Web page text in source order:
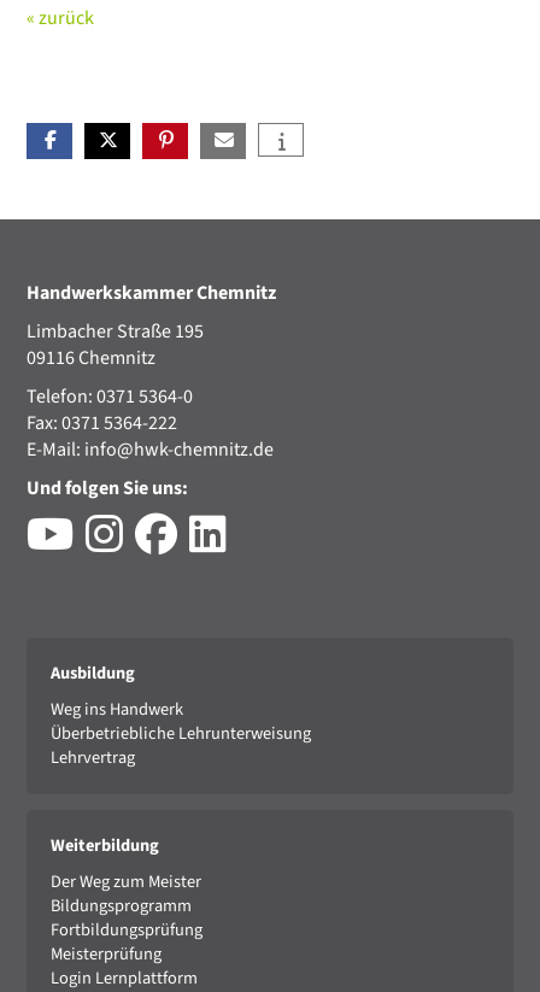
« zurück
Handwerkskammer Chemnitz
Limbacher Straße 195
09116 Chemnitz
Telefon: 0371 5364-0
Fax: 0371 5364-222
E-Mail: info@hwk-chemnitz.de
Und folgen Sie uns:
Ausbildung
Weg ins Handwerk
Überbetriebliche Lehrunterweisung
Lehrvertrag
Weiterbildung
Der Weg zum Meister
Bildungsprogramm
Fortbildungsprüfung
Meisterprüfung
Login Lernplattform